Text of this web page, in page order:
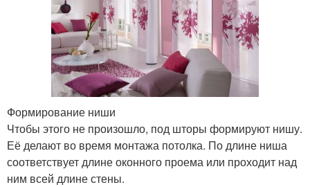
Формирование ниши
Чтобы этого не произошло, под шторы формируют нишу.
Её делают во время монтажа потолка. По длине ниша
соответствует длине оконного проема или проходит над
ним всей длине стены.